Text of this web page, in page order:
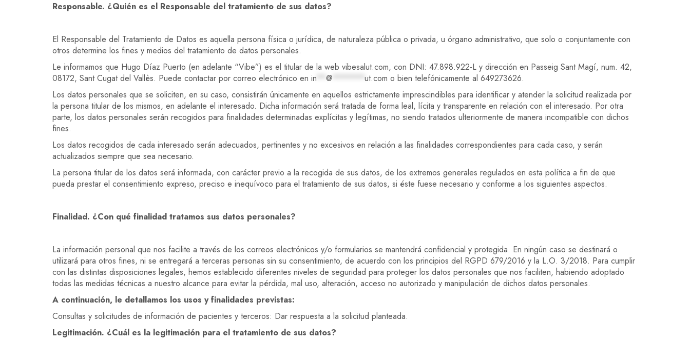
Responsable. ¿Quién es el Responsable del tratamiento de sus datos?
El Responsable del Tratamiento de Datos es aquella persona física o jurídica, de naturaleza pública o privada, u órgano administrativo, que solo o conjuntamente con
otros determine los fines y medios del tratamiento de datos personales.
Le informamos que Hugo Díaz Puerto (en adelante “Vibe”) es el titular de la web vibesalut.com, con DNI: 47.898.922-L y dirección en Passeig Sant Magí, num. 42,
08172, Sant Cugat del Vallès. Puede contactar por correo electrónico en in @ ut.com o bien telefónicamente al 649273626.
Los datos personales que se soliciten, en su caso, consistirán únicamente en aquellos estrictamente imprescindibles para identificar y atender la solicitud realizada por
la persona titular de los mismos, en adelante el interesado. Dicha información será tratada de forma leal, lícita y transparente en relación con el interesado. Por otra
parte, los datos personales serán recogidos para finalidades determinadas explícitas y legítimas, no siendo tratados ulteriormente de manera incompatible con dichos
fines.
Los datos recogidos de cada interesado serán adecuados, pertinentes y no excesivos en relación a las finalidades correspondientes para cada caso, y serán
actualizados siempre que sea necesario.
La persona titular de los datos será informada, con carácter previo a la recogida de sus datos, de los extremos generales regulados en esta política a fin de que
pueda prestar el consentimiento expreso, preciso e inequívoco para el tratamiento de sus datos, si éste fuese necesario y conforme a los siguientes aspectos.
Finalidad. ¿Con qué finalidad tratamos sus datos personales?
La información personal que nos facilite a través de los correos electrónicos y/o formularios se mantendrá confidencial y protegida. En ningún caso se destinará o
utilizará para otros fines, ni se entregará a terceras personas sin su consentimiento, de acuerdo con los principios del RGPD 679/2016 y la L.O. 3/2018. Para cumplir
con las distintas disposiciones legales, hemos establecido diferentes niveles de seguridad para proteger los datos personales que nos faciliten, habiendo adoptado
todas las medidas técnicas a nuestro alcance para evitar la pérdida, mal uso, alteración, acceso no autorizado y manipulación de dichos datos personales.
A continuación, le detallamos los usos y finalidades previstas:
Consultas y solicitudes de información de pacientes y terceros: Dar respuesta a la solicitud planteada.
Legitimación. ¿Cuál es la legitimación para el tratamiento de sus datos?